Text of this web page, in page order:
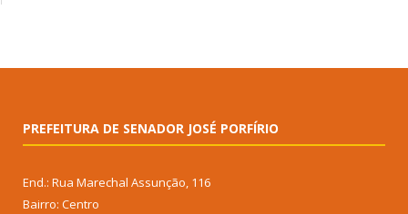
PREFEITURA DE SENADOR JOSÉ PORFÍRIO
End.: Rua Marechal Assunção, 116
Bairro: Centro